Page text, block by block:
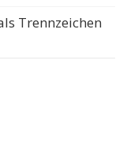
Trennzeichen